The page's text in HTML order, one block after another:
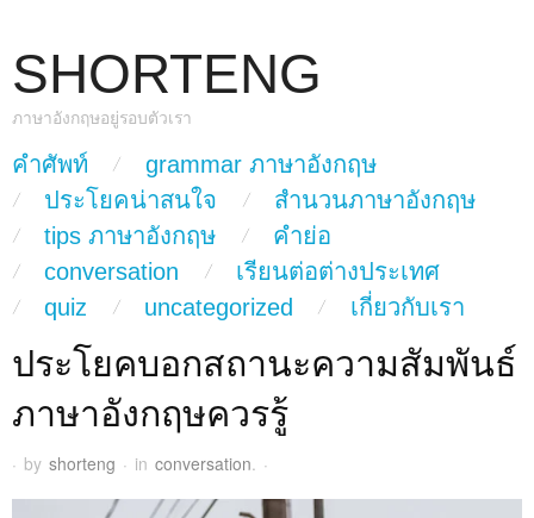
SHORTENG
ภาษาอังกฤษอยู่รอบตัวเรา
Main Menu
skip to content
คำศัพท์
grammar ภาษาอังกฤษ
ประโยคน่าสนใจ
สำนวนภาษาอังกฤษ
tips ภาษาอังกฤษ
คำย่อ
conversation
เรียนต่อต่างประเทศ
quiz
uncategorized เกี่ยวกับเรา
ประโยคบอกสถานะความสัมพันธ์
ภาษาอังกฤษควรรู้
· by shorteng · in conversation. ·